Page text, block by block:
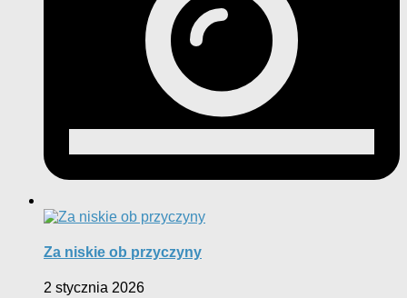
Za niskie ob przyczyny
2 stycznia 2026